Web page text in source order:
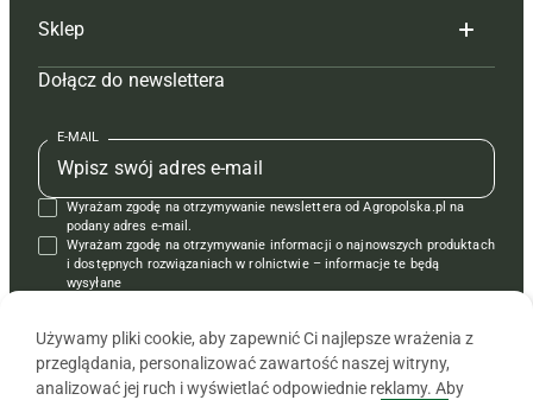
Tagi
Mapa serwisu
Kontakt
Regulamin
Polityka prywatności
Hoduj z głową świnie
Prenumerata
Redakcja
Kontakt
Reklama
Redakcja
Prenumerata
Reklama
Kontakt
Krzyżówki
Sklep
Czasopisma i prenumerata
Książki
Regulamin
Dołącz do newslettera
E-MAIL
Wyrażam zgodę na otrzymywanie newslettera od Agropolska.pl na
podany adres e-mail.
Wyrażam zgodę na otrzymywanie informacji o najnowszych produktach
i dostępnych rozwiązaniach w rolnictwie – informacje te będą
wysyłane
Używamy pliki cookie, aby zapewnić Ci najlepsze wrażenia z
przeglądania, personalizować zawartość naszej witryny,
analizować jej ruch i wyświetlać odpowiednie reklamy. Aby